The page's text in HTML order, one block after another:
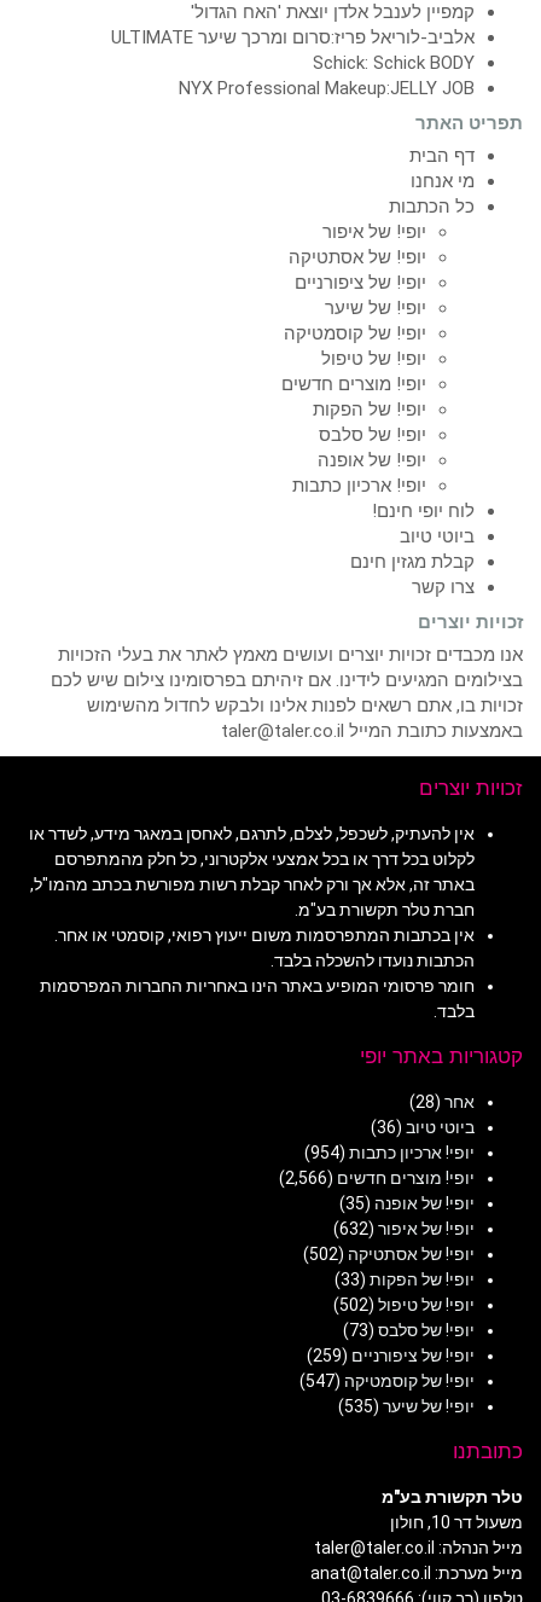
קמפיין לענבל אלדן יוצאת 'האח הגדול'
אלביב-לוריאל פריז:סרום ומרכך שיער ULTIMATE
Schick: Schick BODY
NYX Professional Makeup:JELLY JOB
תפריט האתר
דף הבית
מי אנחנו
כל הכתבות
יופי! של איפור
יופי! של אסתטיקה
יופי! של ציפורניים
יופי! של שיער
יופי! של קוסמטיקה
יופי! של טיפול
יופי! מוצרים חדשים
יופי! של הפקות
יופי! של סלבס
יופי! של אופנה
יופי! ארכיון כתבות
לוח יופי חינם!
ביוטי טיוב
קבלת מגזין חינם
צרו קשר
זכויות יוצרים
אנו מכבדים זכויות יוצרים ועושים מאמץ לאתר את בעלי הזכויות
בצילומים המגיעים לידינו. אם זיהיתם בפרסומינו צילום שיש לכם
זכויות בו, אתם רשאים לפנות אלינו ולבקש לחדול מהשימוש
באמצעות כתובת המייל taler@taler.co.il
זכויות יוצרים
אין להעתיק, לשכפל, לצלם, לתרגם, לאחסן במאגר מידע, לשדר או
לקלוט בכל דרך או בכל אמצעי אלקטרוני, כל חלק מהמתפרסם
באתר זה, אלא אך ורק לאחר קבלת רשות מפורשת בכתב מהמו"ל,
חברת טלר תקשורת בע"מ.
אין בכתבות המתפרסמות משום ייעוץ רפואי, קוסמטי או אחר.
הכתבות נועדו להשכלה בלבד.
חומר פרסומי המופיע באתר הינו באחריות החברות המפרסמות
בלבד.
קטגוריות באתר יופי
אחר (28)
ביוטי טיוב (36)
יופי! ארכיון כתבות (954)
יופי! מוצרים חדשים (2,566)
יופי! של אופנה (35)
יופי! של איפור (632)
יופי! של אסתטיקה (502)
יופי! של הפקות (33)
יופי! של טיפול (502)
יופי! של סלבס (73)
יופי! של ציפורניים (259)
יופי! של קוסמטיקה (547)
יופי! של שיער (535)
כתובתנו
טלר תקשורת בע"מ
משעול דר 10, חולון
מייל הנהלה: taler@taler.co.il
מייל מערכת: anat@taler.co.il